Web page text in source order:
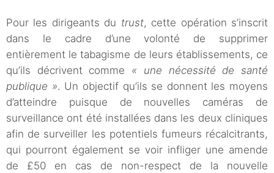
Pour les dirigeants du trust, cette opération s’inscrit
dans le cadre d’une volonté de supprimer
entièrement le tabagisme de leurs établissements, ce
qu’ils décrivent comme « une nécessité de santé
publique ». Un objectif qu’ils se donnent les moyens
d’atteindre puisque de nouvelles caméras de
surveillance ont été installées dans les deux cliniques
afin de surveiller les potentiels fumeurs récalcitrants,
qui pourront également se voir infliger une amende
de £50 en cas de non-respect de la nouvelle